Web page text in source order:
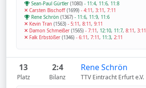
Sean-Paul Gürtler (1080) - 11:4, 11:6, 11:8
Carsten Bischoff (1699) - 4:11, 3:11, 7:11
Rene Schrön (1367) - 11:6, 11:9, 11:6
Kevin Tran (1563) - 5:11, 8:11, 9:11
Damon Schmeißer (1565) - 7:11, 12:10, 11:7, 8:11, 3:11
Falk Erbstößer (1346) - 6:11, 7:11, 11:3, 2:11
13
Platz
2:4
Bilanz
Rene Schrön
TTV Eintracht Erfurt e.V.